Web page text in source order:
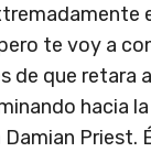
te voy a
de que retara
hacia la
Priest.